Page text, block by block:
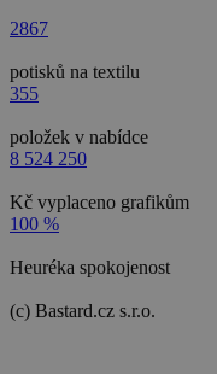
2867
potisků na textilu
355
položek v nabídce
8 524 250
Kč vyplaceno grafikům
100 %
Heuréka spokojenost
(c) Bastard.cz s.r.o.